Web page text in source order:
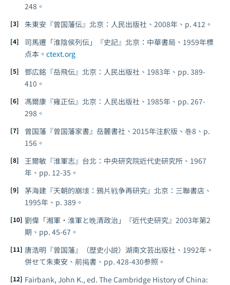
248。
朱東安『曾国藩伝』北京：人民出版社、2008年、p. 412。
司馬遷「淮陰侯列伝」『史記』北京：中華書局、1959年標
点本。 ctext.org
鄧広銘『岳飛伝』北京：人民出版社、1983年、pp. 389-
410。
馮爾康『雍正伝』北京：人民出版社、1985年、pp. 267-
298。
曾国藩『曾国藩家書』岳麓書社、2015年注釈版、巻8、p.
156。
王爾敏『淮軍志』台北：中央研究院近代史研究所、1967
年、pp. 12-35。
茅海建『天朝的崩壊：鴉片戦争再研究』北京：三聯書店、
1995年、p. 389。
劉偉「湘軍・淮軍と晩清政治」『近代史研究』2003年第2
期、pp. 45-67。
唐浩明『曾国藩』（歴史小説）湖南文芸出版社、1992年。
併せて朱東安、前掲書、pp. 428-430参照。
Fairbank, John K., ed. The Cambridge History of China: